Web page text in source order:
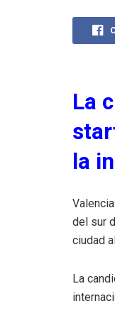
La
la
del sur
ciudad
La